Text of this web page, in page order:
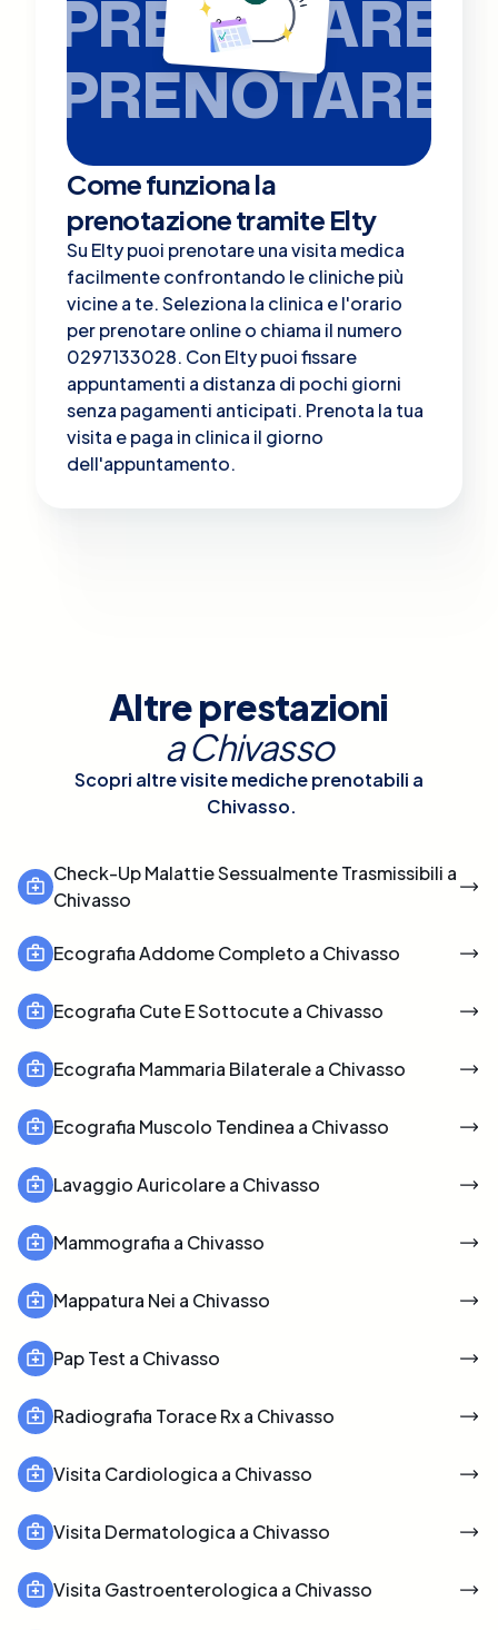
PRENOTARE
PRENOTARE
Come funziona la
prenotazione tramite Elty
Su Elty puoi prenotare una visita medica
facilmente confrontando le cliniche più
vicine a te. Seleziona la clinica e l'orario
per prenotare online o chiama il numero
0297133028. Con Elty puoi fissare
appuntamenti a distanza di pochi giorni
senza pagamenti anticipati. Prenota la tua
visita e paga in clinica il giorno
dell'appuntamento.
Altre prestazioni
aChivasso
Scopri altre visite mediche prenotabili a
Chivasso.
Check-Up Malattie Sessualmente Trasmissibili a
Chivasso
Ecografia Addome Completo a Chivasso
Ecografia Cute E Sottocute a Chivasso
Ecografia Mammaria Bilaterale a Chivasso
Ecografia Muscolo Tendinea a Chivasso
Lavaggio Auricolare a Chivasso
Mammografia a Chivasso
Mappatura Nei a Chivasso
Pap Test a Chivasso
Radiografia Torace Rx a Chivasso
Visita Cardiologica a Chivasso
Visita Dermatologica a Chivasso
Visita Gastroenterologica a Chivasso